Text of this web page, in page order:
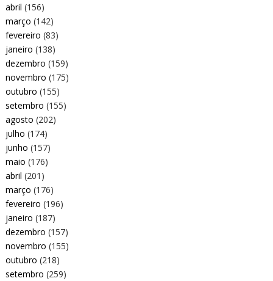
abril (156)
março (142)
fevereiro (83)
janeiro (138)
dezembro (159)
novembro (175)
outubro (155)
setembro (155)
agosto (202)
julho (174)
junho (157)
maio (176)
abril (201)
março (176)
fevereiro (196)
janeiro (187)
dezembro (157)
novembro (155)
outubro (218)
setembro (259)